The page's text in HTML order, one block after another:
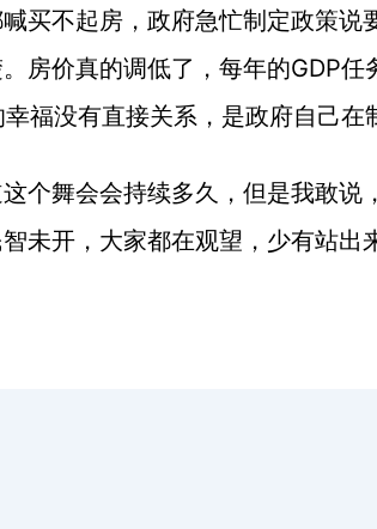
买不起房，政府急忙制定政策
房价真的调低了，每年的GDP任
福没有直接关系，是政府自己在
个舞会会持续多久，但是我敢说
未开，大家都在观望，少有站出